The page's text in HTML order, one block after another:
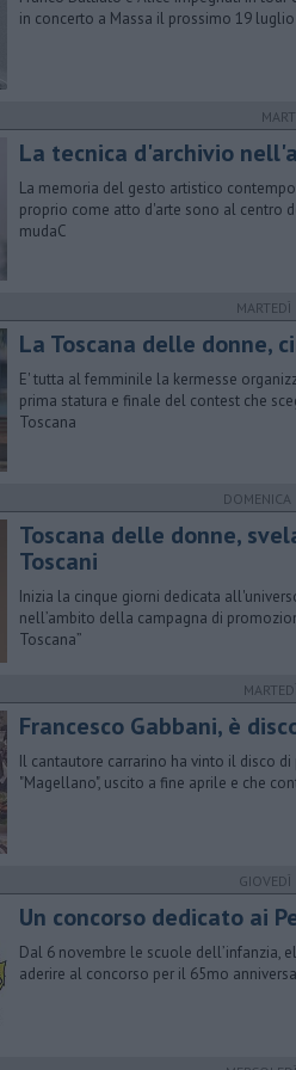
in concerto a Massa il prossimo 19 luglio
La tecnica d'archivio
La memoria del gesto artistico
proprio come atto d'arte sono al centro
mudaC
MARTEDÌ
La Toscana delle donne,
E' tutta al femminile la kermesse
prima statura e finale del contest che
Toscana
DOMENICA
Toscana delle donne,
Toscani
Inizia la cinque giorni dedicata
nell’ambito della campagna di
Toscana”
Francesco Gabbani, è
Il cantautore carrarino ha vinto il disco
"Magellano", uscito a fine aprile e che
GIOVEDÌ
Un concorso dedicato ai
Dal 6 novembre le scuole dell’infanzia,
aderire al concorso per il 65mo